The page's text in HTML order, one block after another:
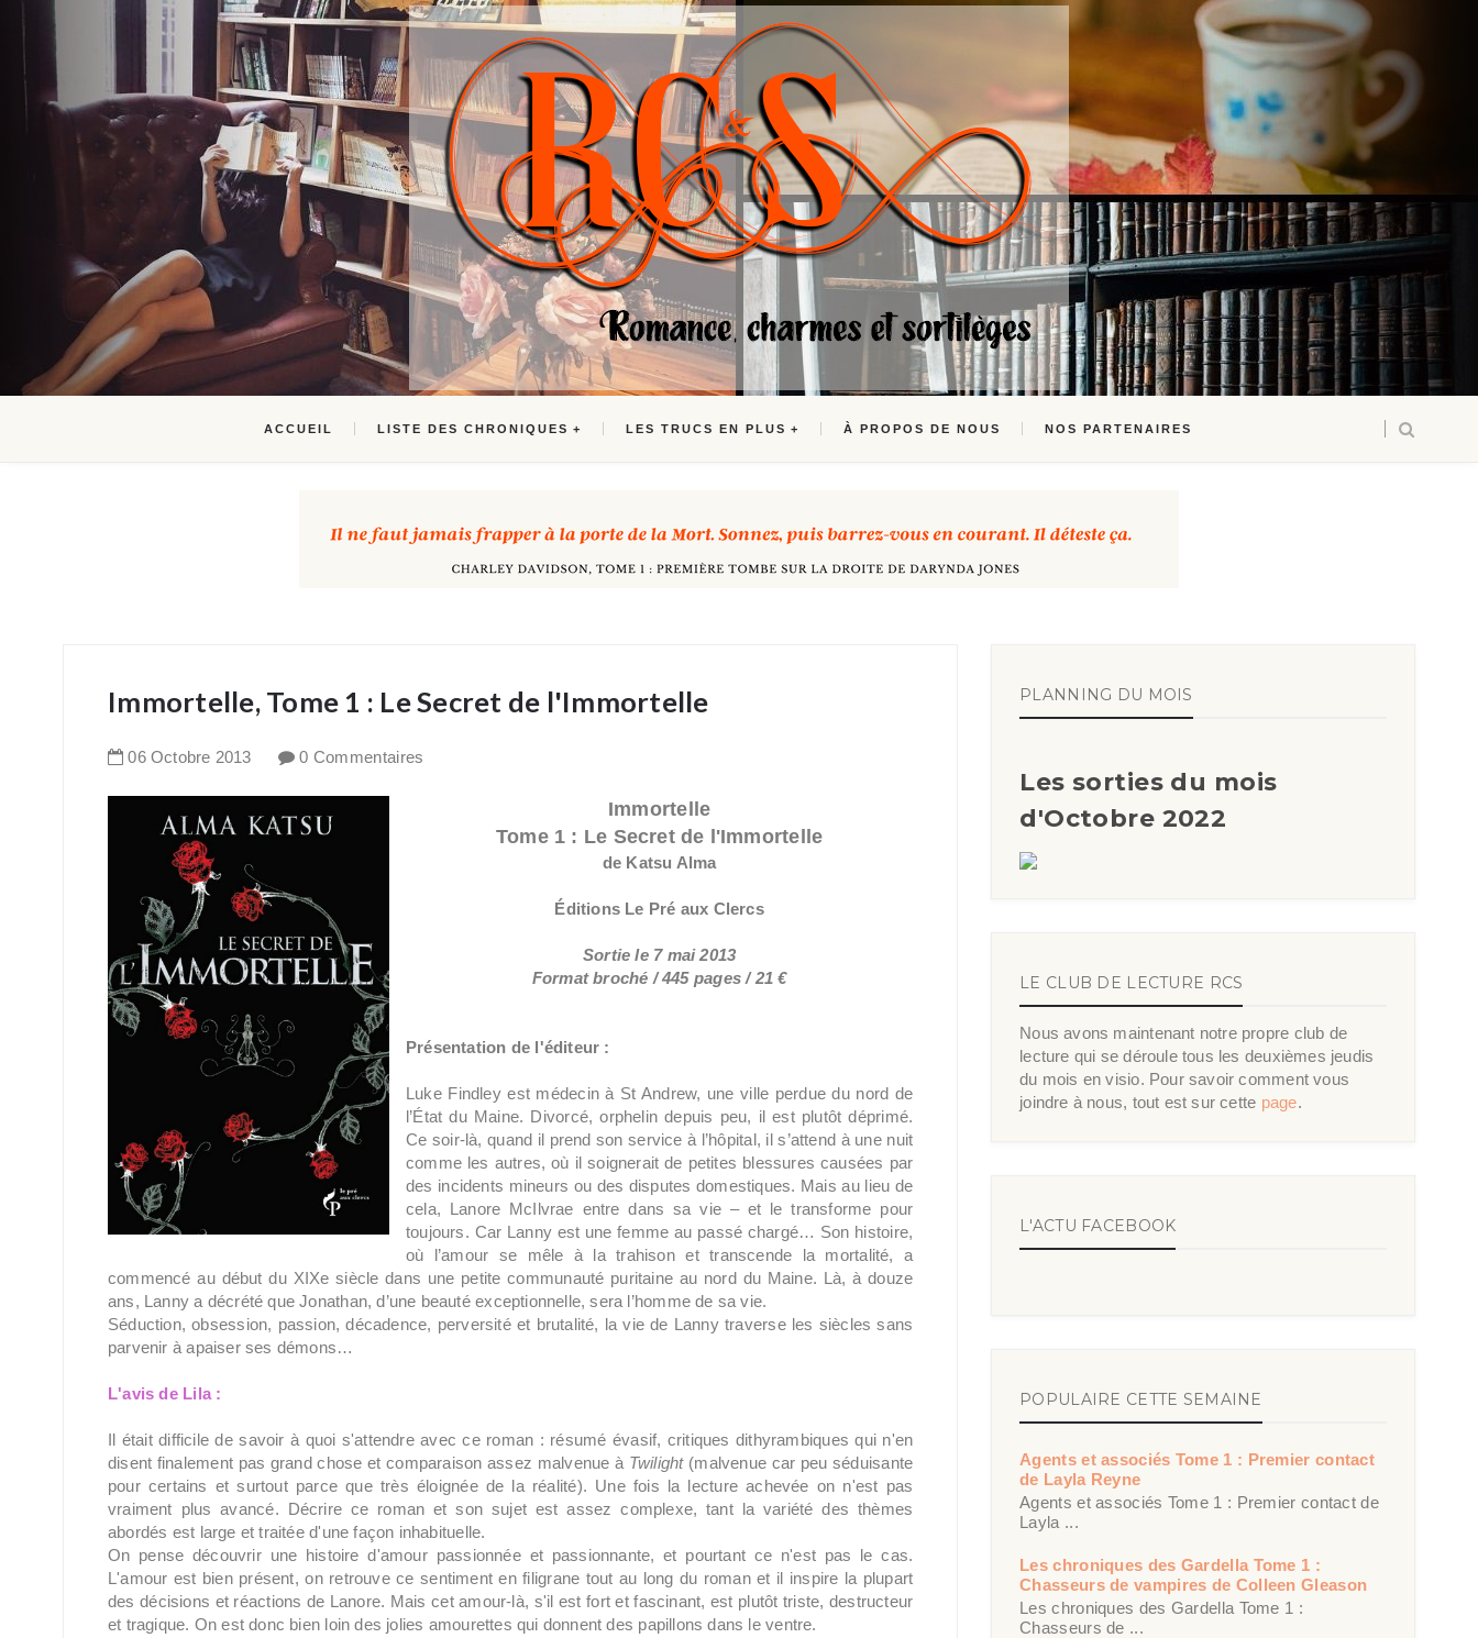
ACCUEIL LISTE DES CHRONIQUES LES TRUCS EN PLUS À PROPOS DE NOUS NOS PARTENAIRES
Immortelle, Tome 1 : Le Secret de l'Immortelle
06 Octobre 2013 0 Commentaires
Immortelle
Tome 1 : Le Secret de l'Immortelle
de Katsu Alma
Éditions Le Pré aux Clercs
Sortie le 7 mai 2013
Format broché / 445 pages / 21 €
Présentation de l'éditeur :
Luke Findley est médecin à St Andrew, une ville perdue du nord de
l’État du Maine. Divorcé, orphelin depuis peu, il est plutôt déprimé.
Ce soir-là, quand il prend son service à l’hôpital, il s’attend à une nuit
comme les autres, où il soignerait de petites blessures causées par
des incidents mineurs ou des disputes domestiques. Mais au lieu de
cela, Lanore McIlvrae entre dans sa vie – et le transforme pour
toujours. Car Lanny est une femme au passé chargé… Son histoire,
où l’amour se mêle à la trahison et transcende la mortalité, a
commencé au début du XIXe siècle dans une petite communauté puritaine au nord du Maine. Là, à douze
ans, Lanny a décrété que Jonathan, d’une beauté exceptionnelle, sera l’homme de sa vie.
Séduction, obsession, passion, décadence, perversité et brutalité, la vie de Lanny traverse les siècles sans
parvenir à apaiser ses démons…
L'avis de Lila :
Il était difficile de savoir à quoi s'attendre avec ce roman : résumé évasif, critiques dithyrambiques qui n'en
disent finalement pas grand chose et comparaison assez malvenue à Twilight(malvenue car peu séduisante
pour certains et surtout parce que très éloignée de la réalité). Une fois la lecture achevée on n'est pas
vraiment plus avancé. Décrire ce roman et son sujet est assez complexe, tant la variété des thèmes
abordés est large et traitée d'une façon inhabituelle.
On pense découvrir une histoire d'amour passionnée et passionnante, et pourtant ce n'est pas le cas.
L'amour est bien présent, on retrouve ce sentiment en filigrane tout au long du roman et il inspire la plupart
des décisions et réactions de Lanore. Mais cet amour-là, s'il est fort et fascinant, est plutôt triste, destructeur
et tragique. On est donc bien loin des jolies amourettes qui donnent des papillons dans le ventre.
PLANNING DU MOIS
Les sorties du mois
d'Octobre 2022
LE CLUB DE LECTURE RCS
Nous avons maintenant notre propre club de
lecture qui se déroule tous les deuxièmes jeudis
du mois en visio. Pour savoir comment vous
joindre à nous, tout est sur cette page.
L'ACTU FACEBOOK
POPULAIRE CETTE SEMAINE
Agents et associés Tome 1 : Premier contact
de Layla Reyne
Agents et associés Tome 1 : Premier contact de
Layla ...
Les chroniques des Gardella Tome 1 :
Chasseurs de vampires de Colleen Gleason
Les chroniques des Gardella Tome 1 :
Chasseurs de ...